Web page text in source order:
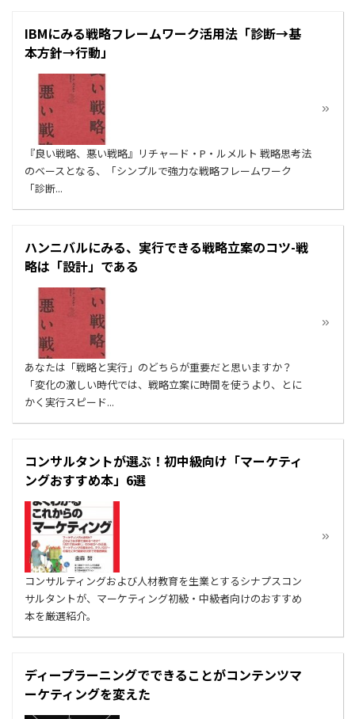
IBMにみる戦略フレームワーク活用法「診断→基
本方針→行動」
『良い戦略、悪い戦略』リチャード・P・ルメルト 戦略思考法
のベースとなる、「シンプルで強力な戦略フレームワーク
「診断...
ハンニバルにみる、実行できる戦略立案のコツ-戦
略は「設計」である
あなたは「戦略と実行」のどちらが重要だと思いますか？
「変化の激しい時代では、戦略立案に時間を使うより、とに
かく実行スピード...
コンサルタントが選ぶ！初中級向け「マーケティ
ングおすすめ本」6選
コンサルティングおよび人材教育を生業とするシナプスコン
サルタントが、マーケティング初級・中級者向けのおすすめ
本を厳選紹介。
ディープラーニングでできることがコンテンツマ
ーケティングを変えた